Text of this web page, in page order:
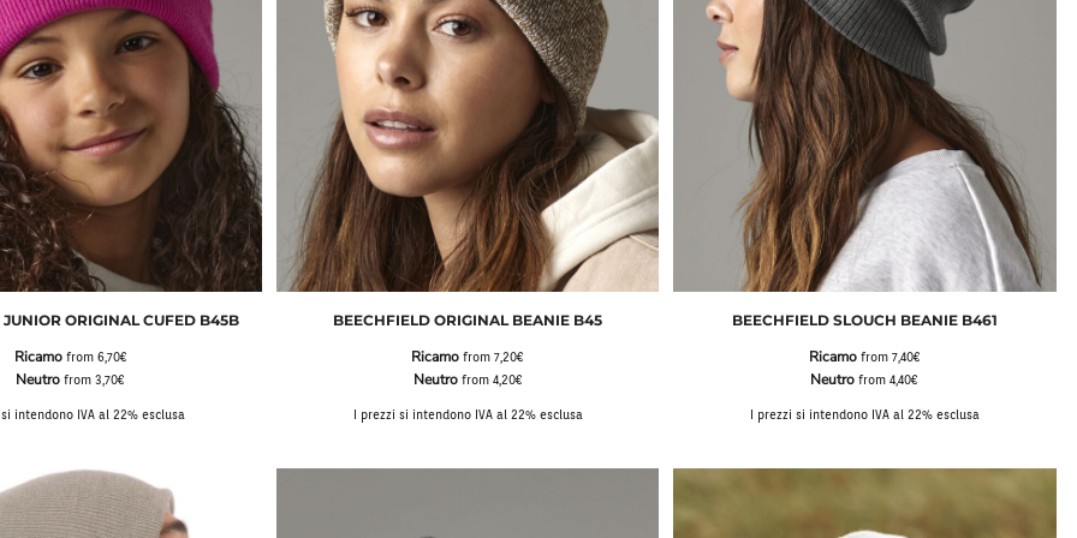
ORIGINAL CUFED B45B
Ricamofrom 6,70€
Neutro from3,70€
si intendono IVA al 22% esclusa
BEECHFIELD ORIGINAL BEANIE B45
Ricamo from7,20€
Neutrofrom 4,20€
I prezzi si intendono IVA al 22% esclusa
BEECHFIELD SLOUCH BEANIE B461
Ricamofrom 7,40€
Neutro from4,40€
I prezzi si intendono IVA al 22% esclusa
Pile Mezza Zip
Bavaglini